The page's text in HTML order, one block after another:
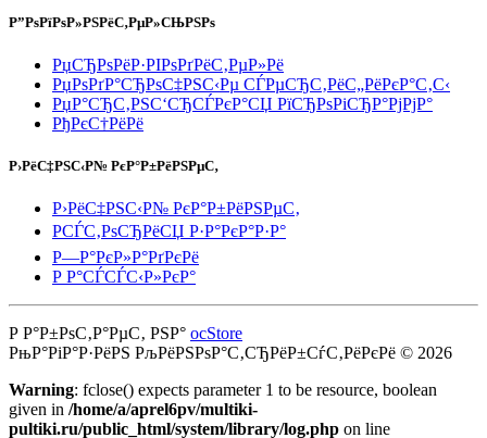
Р”РѕРїРѕР»РЅРёС‚РµР»СЊРЅРѕ
РџСЂРѕРёР·РІРѕРґРёС‚РµР»Рё
РџРѕРґР°СЂРѕС‡РЅС‹Рµ СЃРµСЂС‚РёС„РёРєР°С‚С‹
РџР°СЂС‚РЅС‘СЂСЃРєР°СЏ РїСЂРѕРіСЂР°РјРјР°
РђРєС†РёРё
Р›РёС‡РЅС‹Р№ РєР°Р±РёРЅРµС‚
Р›РёС‡РЅС‹Р№ РєР°Р±РёРЅРµС‚
РСЃС‚РѕСЂРёСЏ Р·Р°РєР°Р·Р°
Р—Р°РєР»Р°РґРєРё
Р Р°СЃСЃС‹Р»РєР°
Р Р°Р±РѕС‚Р°РµС‚ РЅР° ocStore
РњР°РіР°Р·РёРЅ РљРёРЅРѕР°С‚СЂРёР±СѓС‚РёРєРё © 2026
Warning: fclose() expects parameter 1 to be resource, boolean
given in /home/a/aprel6pv/multiki-
pultiki.ru/public_html/system/library/log.php on line